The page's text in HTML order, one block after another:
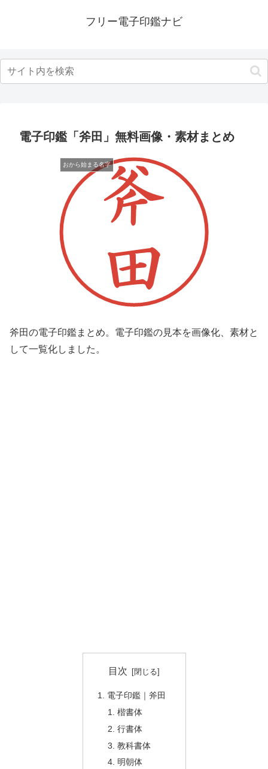
フリー電子印鑑ナビ
電子印鑑「斧田」無料画像・素材まとめ
おから始まる名字
斧田の電子印鑑まとめ。電子印鑑の見本を画像化、素材と
して一覧化しました。
目次
電子印鑑｜斧田
楷書体
行書体
教科書体
明朝体